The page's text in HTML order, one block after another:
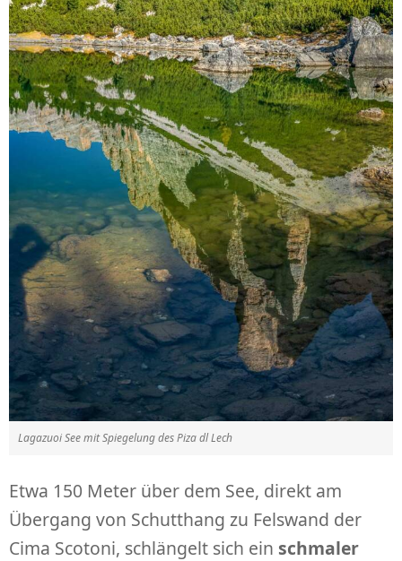
Lagazuoi See mit Spiegelung des Piza dl Lech
Etwa 150 Meter über dem See, direkt am
Übergang von Schutthang zu Felswand der
Cima Scotoni, schlängelt sich ein schmaler